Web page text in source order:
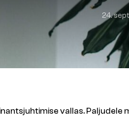
24.
vallas. Paljudele